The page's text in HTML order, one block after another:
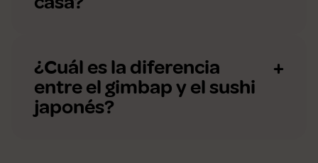
¿Cuál es la diferencia
entre el gimbap y el sushi
japonés?